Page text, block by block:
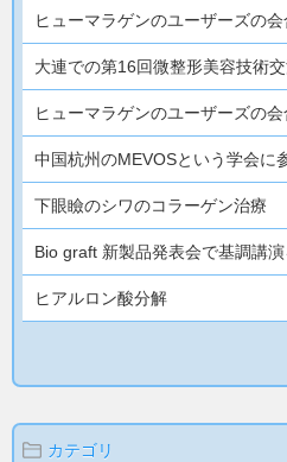
ヒューマラゲンのユーザーズの会
大連での第16回微整形美容技術
ヒューマラゲンのユーザーズの会
中国杭州のMEVOSという学会に
下眼瞼のシワのコラーゲン治療
Bio graft 新製品発表会で基調講演
ヒアルロン酸分解
カテゴリ